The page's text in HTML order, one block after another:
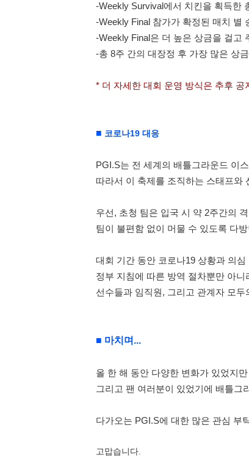
-Weekly Survival에서 치킨을 획득한
-Weekly Final 참가가 확정된 매치 별
-Weekly Final은 더 높은 상금을 걸고
-총 8주 간의 대장정 후 가장 많은 상
* 더 자세한 대회 운영 방식은 추후
■ 코로나19 대응
PGI.S는 전 세계의 배틀그라운드 이
따라서 이 축제를 조직하는 스태프와
우선, 초청 팀은 입국 시 약 2주간의
팀이 불편함 없이 머물 수 있도록 다
대회 기간 동안 코로나19 상황과 의
정부 지침에 따른 방역 절차뿐만 아
선수들과 임직원, 그리고 관계자 모
■ 마치며...
올 한 해 동안 다양한 변화가 있었지
그리고 팬 여러분이 있었기에 배틀그
다가오는 PGI.S에 대한 많은 관심 부
고맙습니다.